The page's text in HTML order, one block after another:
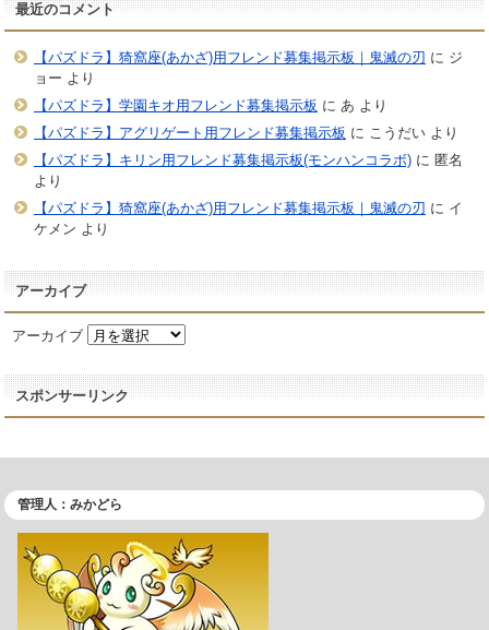
最近のコメント
【パズドラ】猗窩座(あかざ)用フレンド募集掲示板｜鬼滅の刃 に ジ
ョー より
【パズドラ】学園キオ用フレンド募集掲示板 に あ より
【パズドラ】アグリゲート用フレンド募集掲示板 に こうだいより
【パズドラ】キリン用フレンド募集掲示板(モンハンコラボ)に 匿名
より
【パズドラ】猗窩座(あかざ)用フレンド募集掲示板｜鬼滅の刃 に イ
ケメン より
アーカイブ
アーカイブ
スポンサーリンク
管理人：みかどら